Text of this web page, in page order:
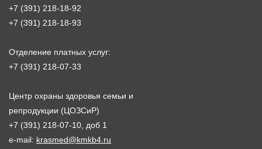
+7 (391) 218-18-92
+7 (391) 218-18-93
Отделение платных услуг:
+7 (391) 218-07-33
Центр охраны здоровья семьи и
репродукции (ЦОЗСиР)
+7 (391) 218-07-10, доб 1
e-mail: krasmed@kmkb4.ru